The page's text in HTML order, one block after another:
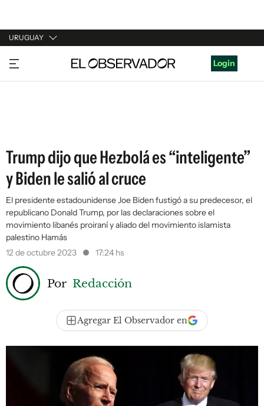
URUGUAY
URUGUAY
ARGENTINA
Login
Trump dijo que Hezbolá es “inteligente”
y Biden le salió al cruce
El presidente estadounidense Joe Biden fustigó a su predecesor, el
republicano Donald Trump, por las declaraciones sobre el
movimiento libanés proiraní y aliado del movimiento islamista
palestino Hamás
12 de octubre 2023
17:24 hs
Por Redacción
Agregar El Observador en